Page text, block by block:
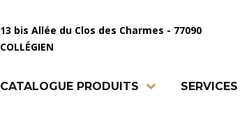
13 bis Allée du Clos des Charmes - 77090
COLLÉGIEN
CATALOGUE PRODUITS SERVICES